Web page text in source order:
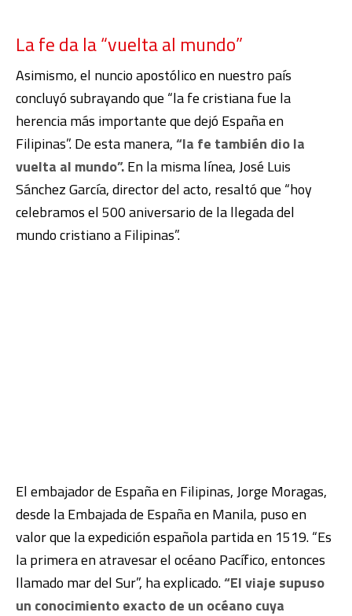
La fe da la “vuelta al mundo”
Asimismo, el nuncio apostólico en nuestro país
concluyó subrayando que “la fe cristiana fue la
herencia más importante que dejó España en
Filipinas”. De esta manera,“la fe también dio la
vuelta al mundo”.En la misma línea, José Luis
Sánchez García, director del acto, resaltó que “hoy
celebramos el 500 aniversario de la llegada del
mundo cristiano a Filipinas”.
El embajador de España en Filipinas, Jorge Moragas,
desde la Embajada de España en Manila, puso en
valor que la expedición española partida en 1519. “Es
la primera en atravesar el océano Pacífico, entonces
llamado mar del Sur”, ha explicado.“El viaje supuso
un conocimiento exacto de un océano cuya